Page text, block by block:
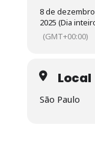
8 de
2025 (Dia
(GMT+00:00)
Local
São Paulo